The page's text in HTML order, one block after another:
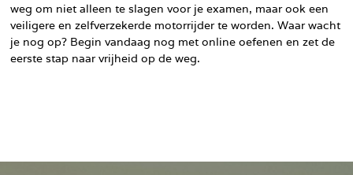
weg om niet alleen te slagen voor je examen, maar ook een
veiligere en zelfverzekerde motorrijder te worden. Waar wacht
je nog op? Begin vandaag nog met online oefenen en zet de
eerste stap naar vrijheid op de weg.